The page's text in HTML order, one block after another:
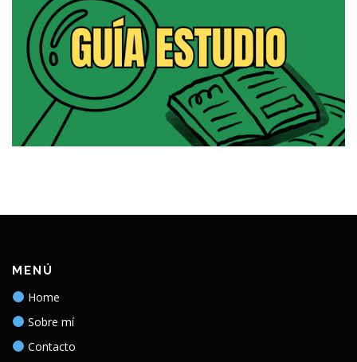
MENÚ
Home
Sobre mí
Contacto